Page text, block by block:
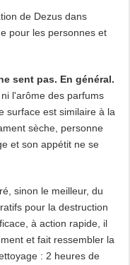
de Dezus dans
pour les personnes et
sent pas. En général.
l'arôme des parfums
surface est similaire à la
sèche, personne
et son appétit ne se
sinon le meilleur, du
pour la destruction
à action rapide, il
et fait ressembler la
: 2 heures de